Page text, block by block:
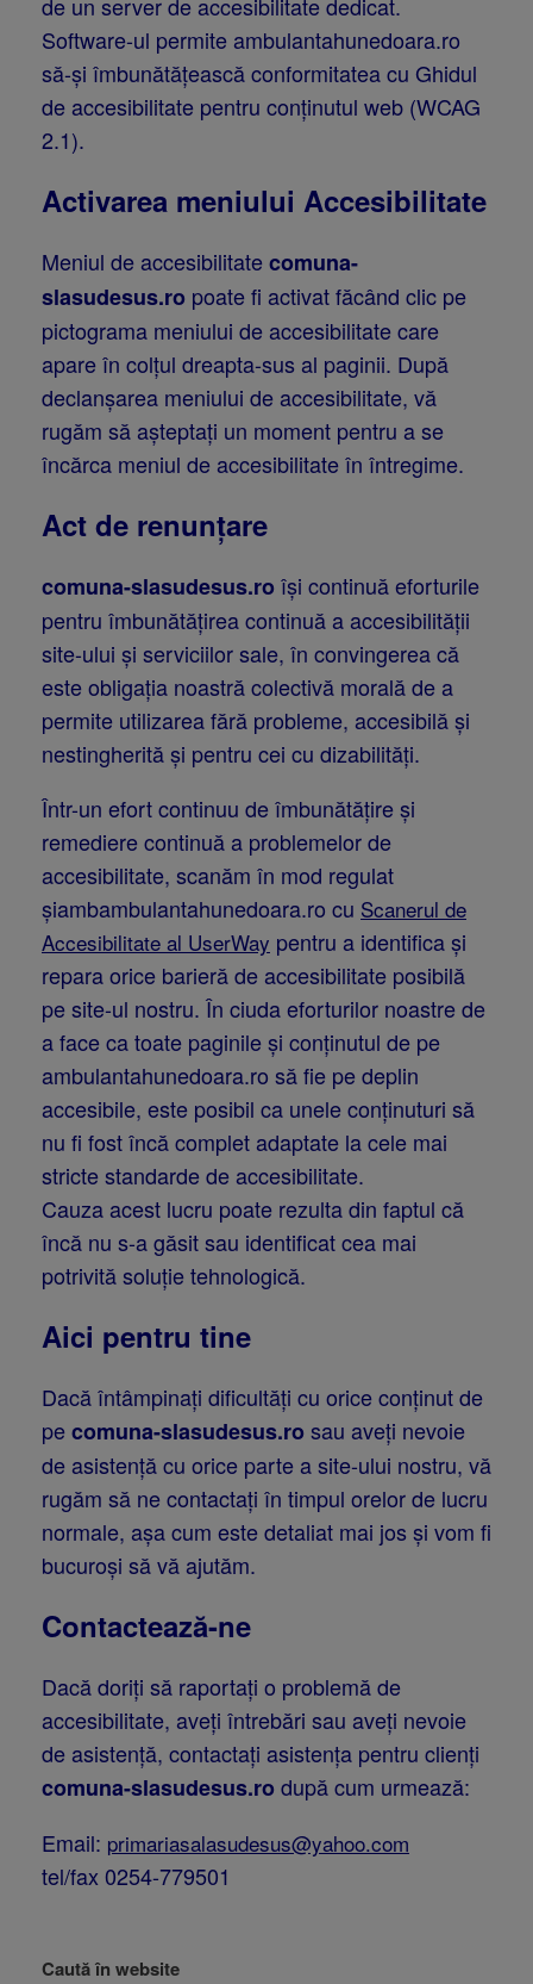
Software-ul permite ambulantahunedoara.ro
să-și îmbunătățească conformitatea cu Ghidul
de accesibilitate pentru conținutul web (WCAG
2.1).
Activarea meniului Accesibilitate
Meniul de accesibilitatecomuna-
slasudesus.ro poate fi activat făcând clic pe
pictograma meniului de accesibilitate care
apare în colțul dreapta-sus al paginii. După
declanșarea meniului de accesibilitate, vă
rugăm să așteptați un moment pentru a se
încărca meniul de accesibilitate în întregime.
Act de renunțare
comuna-slasudesus.ro își continuă eforturile
pentru îmbunătățirea continuă a accesibilității
site-ului și serviciilor sale, în convingerea că
este obligația noastră colectivă morală de a
permite utilizarea fără probleme, accesibilă și
nestingherită și pentru cei cu dizabilități.
Într-un efort continuu de îmbunătățire și
remediere continuă a problemelor de
accesibilitate, scanăm în mod regulat
șiambambulantahunedoara.ro cu Scanerul de
Accesibilitate al UserWay pentru a identifica și
repara orice barieră de accesibilitate posibilă
pe site-ul nostru. În ciuda eforturilor noastre de
a face ca toate paginile și conținutul de pe
ambulantahunedoara.ro să fie pe deplin
accesibile, este posibil ca unele conținuturi să
nu fi fost încă complet adaptate la cele mai
stricte standarde de accesibilitate.
Cauza acest lucru poate rezulta din faptul că
încă nu s-a găsit sau identificat cea mai
potrivită soluție tehnologică.
Aici pentru tine
Dacă întâmpinați dificultăți cu orice conținut de
pecomuna-slasudesus.ro sau aveți nevoie
de asistență cu orice parte a site-ului nostru, vă
rugăm să ne contactați în timpul orelor de lucru
normale, așa cum este detaliat mai jos și vom fi
bucuroși să vă ajutăm.
Contactează-ne
Dacă doriți să raportați o problemă de
accesibilitate, aveți întrebări sau aveți nevoie
de asistență, contactați asistența pentru clienți
comuna-slasudesus.ro după cum urmează:
Email: primariasalasudesus@yahoo.com
tel/fax 0254-779501
Caută în website